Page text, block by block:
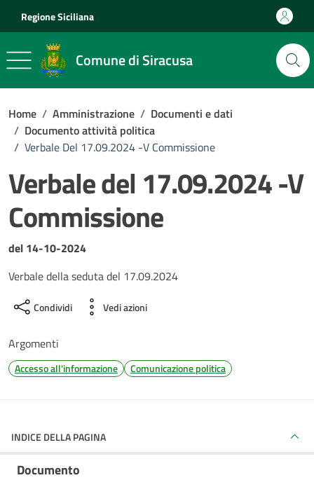
Regione Siciliana
Comune di Siracusa
Home / Amministrazione / Documenti e dati
/ Documento attività politica
/ Verbale Del 17.09.2024 -V Commissione
Verbale del 17.09.2024 -V
Commissione
Dettagli del documento
del 14-10-2024
Verbale della seduta del 17.09.2024
Condividi Vedi azioni
Argomenti
Accesso all'informazione Comunicazione politica
INDICE DELLA PAGINA
Documento